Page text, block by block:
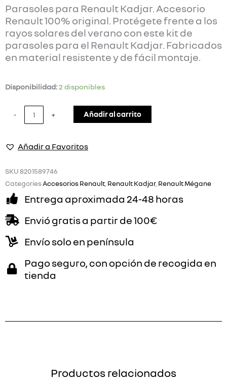
Parasoles para Renault Kadjar. Accesorio
Renault 100% original. Protégete frente a los
rayos solares del verano con este kit de
parasoles para el Renault Kadjar. Fabricados
en material resistente y de fácil montaje.
Disponibilidad:2 disponibles
-
PARASOLES
cantidad
+ Añadir al carrito
Añadir a Favoritos
SKU8201589746
CategoriesAccesorios Renault Renault Kadjar, Renault Mégane
Entrega aproximada 24-48 horas
Envió gratis a partir de 100€
Envío solo en península
Pago seguro, con opción de recogida en
tienda
Productos relacionados